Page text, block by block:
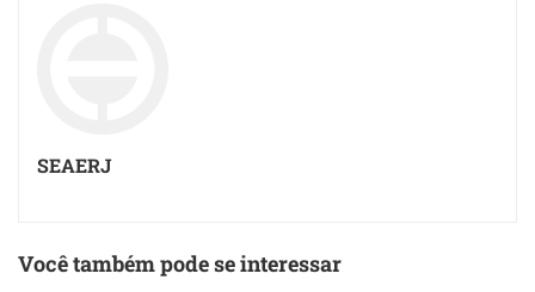
SEAERJ
Você também pode se interessar